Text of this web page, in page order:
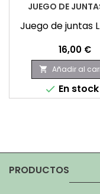
JUEGO DE
Juego de juntas
Precio
16,00 €
 Añadir al
 En stock
PRODUCTOS